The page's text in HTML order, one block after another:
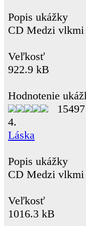
Popis ukážky
CD Medzi vlkmi
Veľkosť
922.9 kB
Hodnotenie
4.
Láska
Popis ukážky
CD Medzi vlkmi
Veľkosť
1016.3 kB